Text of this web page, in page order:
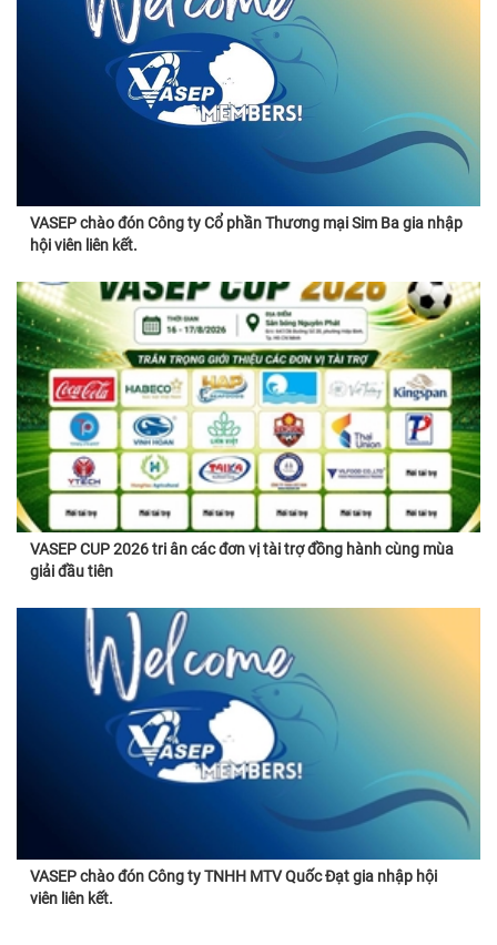
VASEP chào đón Công ty Cổ phần Thương mại Sim Ba gia nhập
hội viên liên kết.
VASEP CUP 2026 tri ân các đơn vị tài trợ đồng hành cùng mùa
giải đầu tiên
VASEP chào đón Công ty TNHH MTV Quốc Đạt gia nhập hội
viên liên kết.